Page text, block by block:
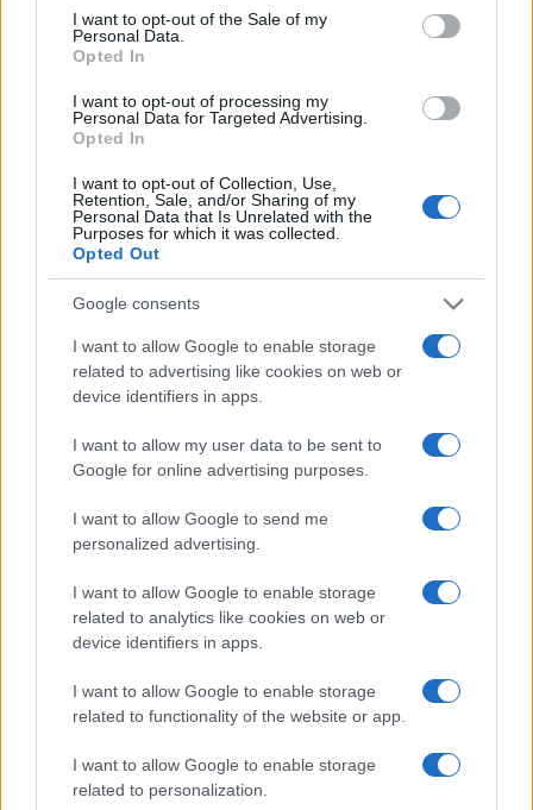
consent section.
I want to opt-out of the Sale of my
Personal Data.
Opted In
I want to opt-out of processing my
Personal Data for Targeted Advertising.
Opted In
I want to opt-out of Collection, Use,
Retention, Sale, and/or Sharing of my
Personal Data that Is Unrelated with the
Purposes for which it was collected.
Opted Out
Google consents
I want to allow Google to enable storage
related to advertising like cookies on web or
device identifiers in apps.
I want to allow my user data to be sent to
Google for online advertising purposes.
I want to allow Google to send me
personalized advertising.
I want to allow Google to enable storage
related to analytics like cookies on web or
device identifiers in apps.
I want to allow Google to enable storage
related to functionality of the website or app.
I want to allow Google to enable storage
related to personalization.
F-16 έκανε αναγκαστική προσγείωση στη
Ζάκυνθο λόγω μηχανικής βλάβης
9/07/2026 - 3:02μμ
F-35: Επιστολή Ρεπουμπλικάνου βουλευτή στον
Ντόναλντ Τραμπ για να μπλοκαριστεί η πώληση
των μαχητικών στην Τουρκία
2/07/2026 - 9:54πμ